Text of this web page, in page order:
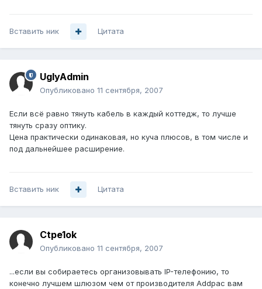
Вставить ник Цитата
UglyAdmin
Опубликовано 11 сентября, 2007
Если всё равно тянуть кабель в каждый коттедж, то лучше
тянуть сразу оптику.
Цена практически одинаковая, но куча плюсов, в том числе и
под дальнейшее расширение.
Вставить ник Цитата
Ctpe1ok
Опубликовано 11 сентября, 2007
...если вы собираетесь организовывать IP-телефонию, то
конечно лучшем шлюзом чем от производителя Addpac вам